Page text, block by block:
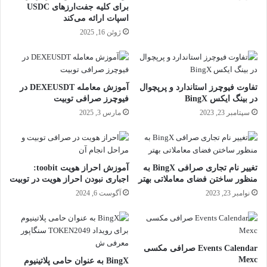
برای کلیه جفت‌ارزهای USDC
اسپات ارائه می‌کند
ژوئن 16, 2025
تفاوت فیوچرز استاندارد و پرپچوال
در بینگ ایکس BingX
سپتامبر 23, 2023
آموزش معامله DEXEUSDT در
فیوچرز صرافی توبیت
مارس 3, 2025
تغییر نام تجاری صرافی BingX به
منظور ساختن فضای معاملاتی بهتر
نوامبر 23, 2023
آموزش احراز هویت toobit:
اجباری نبودن احراز هویت در توبیت
آگوست 6, 2024
Events Calendar صرافی مکسی
Mexc
BingX به عنوان حامی پلاتینیوم